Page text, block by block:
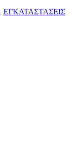
ΕΓΚΑΤΑΣΤΑΣΕΙΣ